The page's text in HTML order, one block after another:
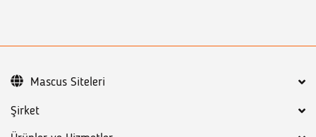
Şirket
Mascus Siteleri